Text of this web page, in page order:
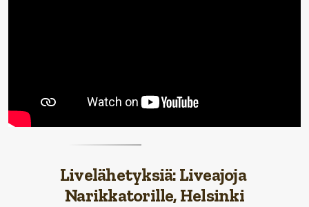
Livelähetyksiä: Liveajoja
Narikkatorille, Helsinki